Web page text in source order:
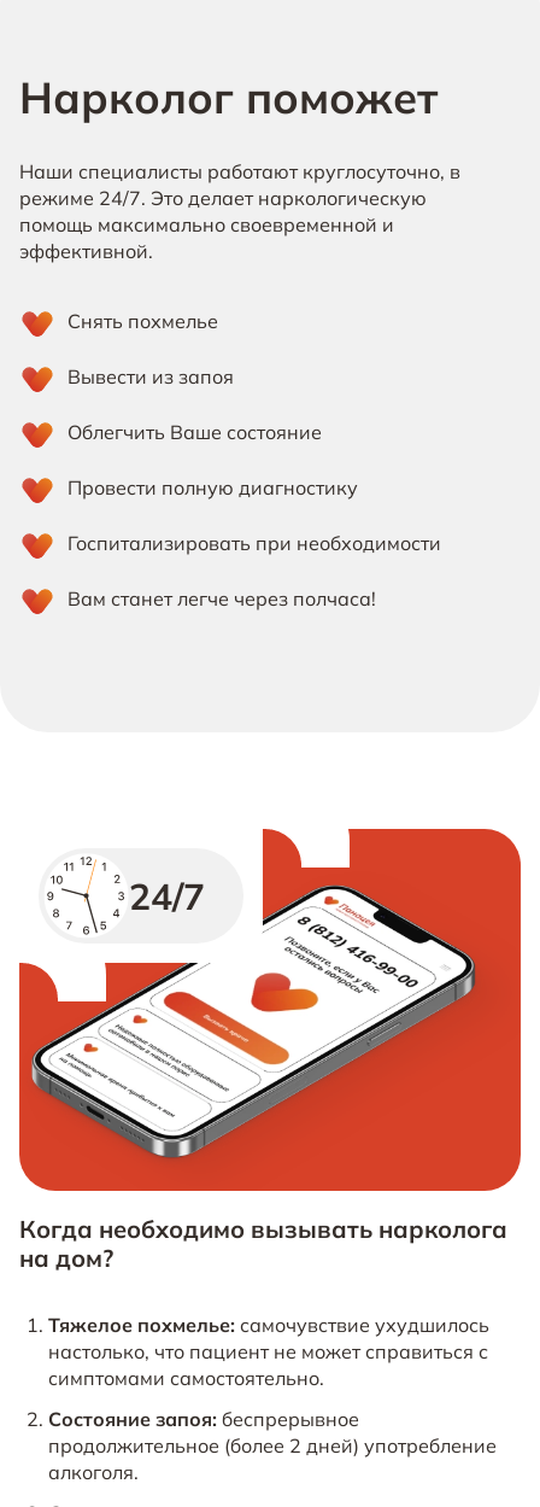
Нарколог поможет
Наши специалисты работают круглосуточно, в
режиме 24/7. Это делает наркологическую
помощь максимально своевременной и
эффективной.
Снять похмелье
Вывести из запоя
Облегчить Ваше состояние
Провести полную диагностику
Госпитализировать при необходимости
Вам станет легче через полчаса!
24/7
Когда необходимо вызывать нарколога
на дом?
Тяжелое похмелье: самочувствие ухудшилось
настолько, что пациент не может справиться с
симптомами самостоятельно.
Состояние запоя: беспрерывное
продолжительное (более 2 дней) употребление
алкоголя.